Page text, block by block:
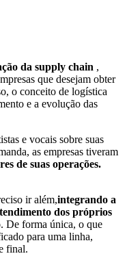
da supply chain ,
que desejam obter
o conceito de logística
e a evolução das
e vocais sobre suas
as empresas tiveram
de suas operações.
ir além,integrando a
dos próprios
. De forma única, o que
para uma linha,
final.